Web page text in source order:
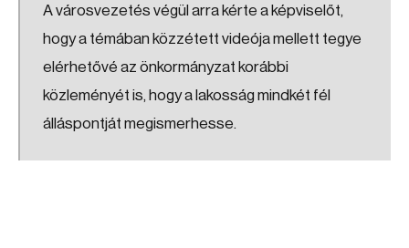
A városvezetés végül arra kérte a képviselőt,
hogy a témában közzétett videója mellett tegye
elérhetővé az önkormányzat korábbi
közleményét is, hogy a lakosság mindkét fél
álláspontját megismerhesse.